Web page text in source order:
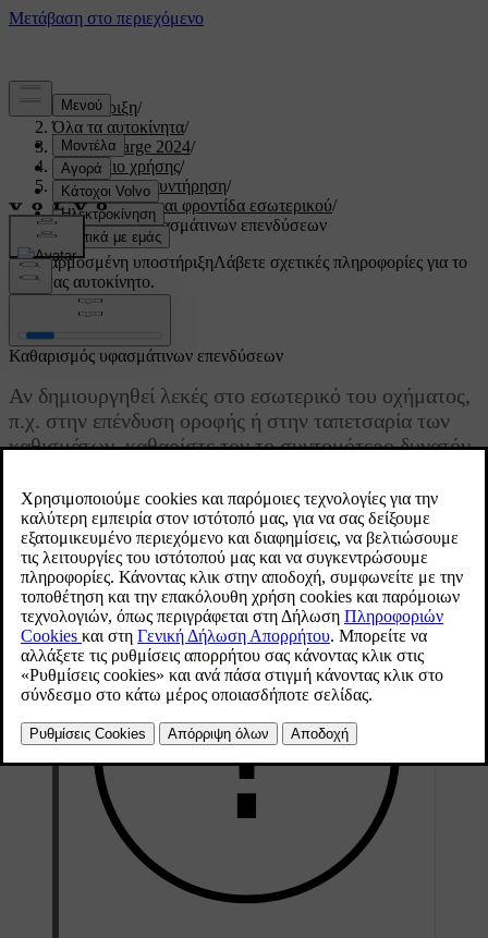
Υποστήριξη/
Όλα τα αυτοκίνητα/
C40 Recharge 2024/
Εγχειρίδιο χρήσης/
Φροντίδα και συντήρηση/
Καθαρισμός και φροντίδα εσωτερικού/
Καθαρισμός υφασμάτινων επενδύσεων
Προσαρμοσμένη υποστήριξηΛάβετε σχετικές πληροφορίες για το
δικό σας αυτοκίνητο.
Καθαρισμός υφασμάτινων επενδύσεων
Αν δημιουργηθεί λεκές στο εσωτερικό του οχήματος,
π.χ. στην επένδυση οροφής ή στην ταπετσαρία των
καθισμάτων, καθαρίστε τον το συντομότερο δυνατόν.
Αυτές οι συστάσεις ισχύουν για διάφορα υφάσματα στο εσωτερικό
του οχήματος, συμπ. του Tailored Knit.